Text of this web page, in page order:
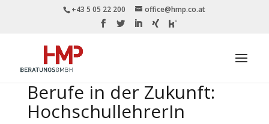
+43 5 05 22 200 office@hmp.co.at
Berufe in der Zukunft:
HochschullehrerIn